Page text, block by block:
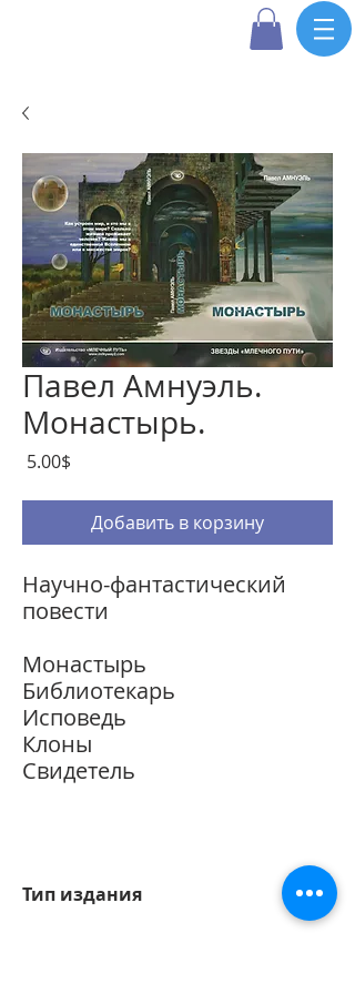
Павел Амнуэль.
Монастырь.
‏5.00 ‏$
Добавить в корзину
Научно-фантастический
повести
Монастырь
Библиотекарь
Исповедь
Клоны
Свидетель
Тип издания